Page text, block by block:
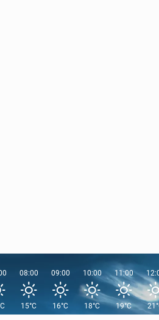
08:00
15°C
09:00
16°C
10:00
18°C
11:00
19°C